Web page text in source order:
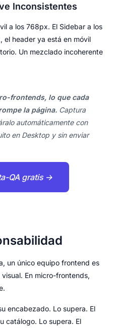
Inconsistentes
a los 768px. El Sidebar a los
header ya está en móvil
Un mezclado incoherente
frontends, lo que cada
la página. Captura
automáticamente con
en Desktop y sin enviar
QA gratis →
un único equipo frontend es
En micro-frontends,
encabezado. Lo supera. El
catálogo. Lo supera. El